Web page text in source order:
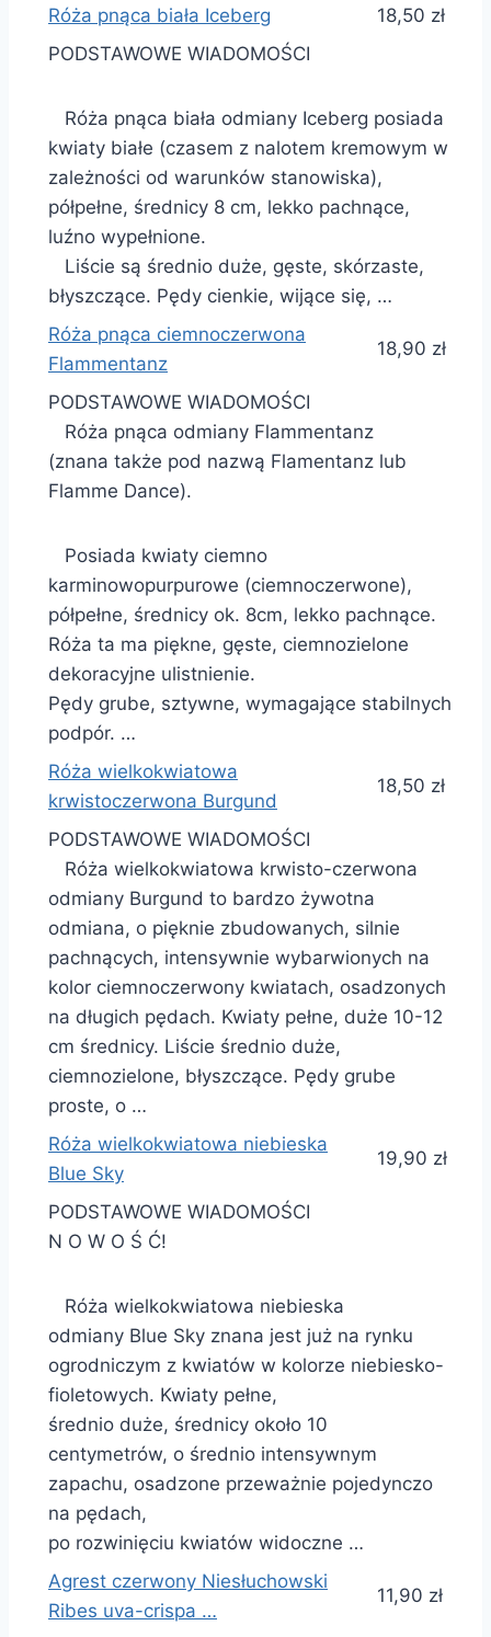
Róża pnąca biała Iceberg
18,50 zł
PODSTAWOWE WIADOMOŚCI
Róża pnąca biała odmiany Iceberg posiada
kwiaty białe (czasem z nalotem kremowym w
zależności od warunków stanowiska),
półpełne, średnicy 8 cm, lekko pachnące,
luźno wypełnione.
Liście są średnio duże, gęste, skórzaste,
błyszczące. Pędy cienkie, wijące się, …
Róża pnąca ciemnoczerwona
Flammentanz
18,90 zł
PODSTAWOWE WIADOMOŚCI
Róża pnąca odmiany Flammentanz
(znana także pod nazwą Flamentanz lub
Flamme Dance).
Posiada kwiaty ciemno
karminowopurpurowe (ciemnoczerwone),
półpełne, średnicy ok. 8cm, lekko pachnące.
Róża ta ma piękne, gęste, ciemnozielone
dekoracyjne ulistnienie.
Pędy grube, sztywne, wymagające stabilnych
podpór. …
Róża wielkokwiatowa
krwistoczerwona Burgund
18,50 zł
PODSTAWOWE WIADOMOŚCI
Róża wielkokwiatowa krwisto-czerwona
odmiany Burgund to bardzo żywotna
odmiana, o pięknie zbudowanych, silnie
pachnących, intensywnie wybarwionych na
kolor ciemnoczerwony kwiatach, osadzonych
na długich pędach. Kwiaty pełne, duże 10-12
cm średnicy. Liście średnio duże,
ciemnozielone, błyszczące. Pędy grube
proste, o …
Róża wielkokwiatowa niebieska
Blue Sky
19,90 zł
PODSTAWOWE WIADOMOŚCI
N O W O Ś Ć!
Róża wielkokwiatowa niebieska
odmiany Blue Sky znana jest już na rynku
ogrodniczym z kwiatów w kolorze niebiesko-
fioletowych. Kwiaty pełne,
średnio duże, średnicy około 10
centymetrów, o średnio intensywnym
zapachu, osadzone przeważnie pojedynczo
na pędach,
po rozwinięciu kwiatów widoczne …
Agrest czerwony Niesłuchowski
Ribes uva-crispa …
11,90 zł